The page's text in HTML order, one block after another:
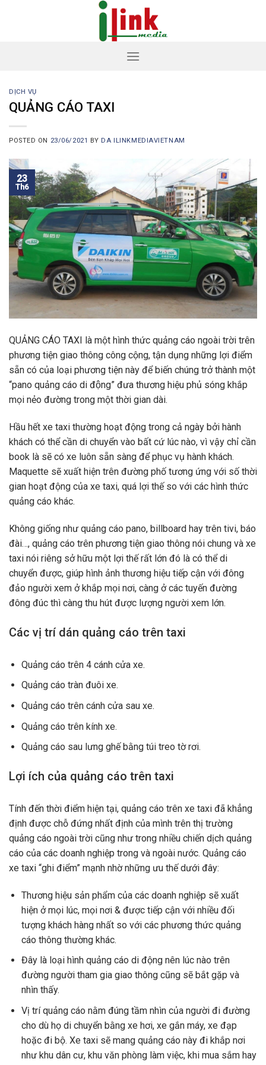
DỊCH VỤ
QUẢNG CÁO TAXI
POSTED ON 23/06/2021 BY DA ILINKMEDIAVIETNAM
23
Th6
QUẢNG CÁO TAXI là một hình thức quảng cáo ngoài trời trên
phương tiện giao thông công cộng, tận dụng những lợi điểm
sẵn có của loại phương tiện này để biến chúng trở thành một
“pano quảng cáo di động” đưa thương hiệu phủ sóng khắp
mọi nẻo đường trong một thời gian dài.
Hầu hết xe taxi thường hoạt động trong cả ngày bởi hành
khách có thể cần di chuyển vào bất cứ lúc nào, vì vậy chỉ cần
book là sẽ có xe luôn sẵn sàng để phục vụ hành khách.
Maquette sẽ xuất hiện trên đường phố tương ứng với số thời
gian hoạt động của xe taxi, quá lợi thế so với các hình thức
quảng cáo khác.
Không giống như quảng cáo pano, billboard hay trên tivi, báo
đài…, quảng cáo trên phương tiện giao thông nói chung và xe
taxi nói riêng sở hữu một lợi thế rất lớn đó là có thể di
chuyển được, giúp hình ảnh thương hiệu tiếp cận với đông
đảo người xem ở khắp mọi nơi, càng ở các tuyến đường
đông đúc thì càng thu hút được lượng người xem lớn.
Các vị trí dán quảng cáo trên taxi
Quảng cáo trên 4 cánh cửa xe.
Quảng cáo tràn đuôi xe.
Quảng cáo trên cánh cửa sau xe.
Quảng cáo trên kính xe.
Quảng cáo sau lưng ghế bằng túi treo tờ rơi.
Lợi ích của quảng cáo trên taxi
Tính đến thời điểm hiện tại, quảng cáo trên xe taxi đã khẳng
định được chỗ đứng nhất định của mình trên thị trường
quảng cáo ngoài trời cũng như trong nhiều chiến dịch quảng
cáo của các doanh nghiệp trong và ngoài nước. Quảng cáo
xe taxi “ghi điểm” mạnh nhờ những ưu thế dưới đây:
Thương hiệu sản phẩm của các doanh nghiệp sẽ xuất
hiện ở mọi lúc, mọi nơi & được tiếp cận với nhiều đối
tượng khách hàng nhất so với các phương thức quảng
cáo thông thường khác.
Đây là loại hình quảng cáo di động nên lúc nào trên
đường người tham gia giao thông cũng sẽ bắt gặp và
nhìn thấy.
Vị trí quảng cáo nằm đúng tầm nhìn của người đi đường
cho dù họ di chuyển bằng xe hơi, xe gắn máy, xe đạp
hoặc đi bộ. Xe taxi sẽ mang quảng cáo này đi khắp nơi
như khu dân cư, khu văn phòng làm việc, khi mua sắm hay